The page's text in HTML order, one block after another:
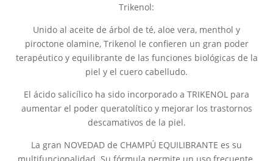
Trikenol:
Unido al aceite de árbol de té, aloe vera, menthol y
piroctone olamine, Trikenol le confieren un gran poder
terapéutico y equilibrante de las funciones biológicas de la
piel y el cuero cabelludo.
El ácido salicílico ha sido incorporado a TRIKENOL para
aumentar el poder queratolítico y mejorar los trastornos
descamativos de la piel.
La gran NOVEDAD de CHAMPÚ EQUILIBRANTE es su
multifuncionalidad. Su fórmula permite un uso frecuente.